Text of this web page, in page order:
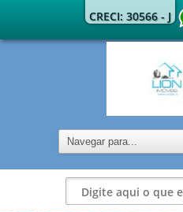
CRECI: 30566 - J